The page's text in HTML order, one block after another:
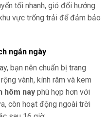
tối nhanh, gió đổi hướng
vực trống trải để đảm bảo
ngắn ngày
bạn nên chuẩn bị trang
vành, kính râm và kem
hôm nay phù hợp hơn với
còn hoạt động ngoài trời